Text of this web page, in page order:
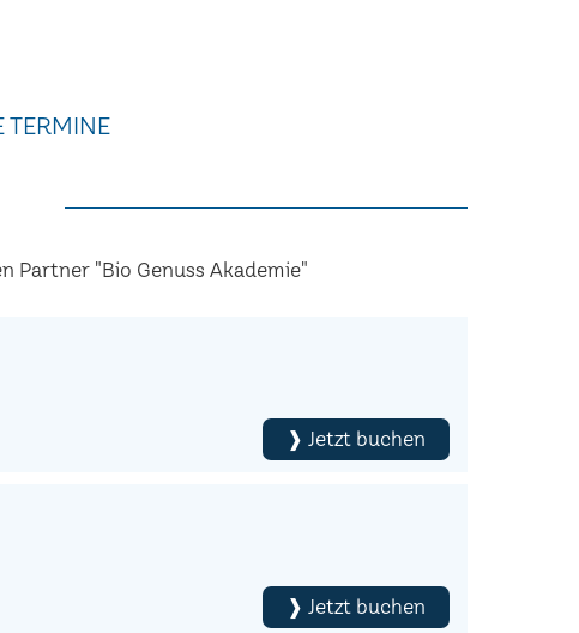
TERMINE
Partner "Bio Genuss Akademie"
❱ Jetzt buchen
❱ Jetzt buchen